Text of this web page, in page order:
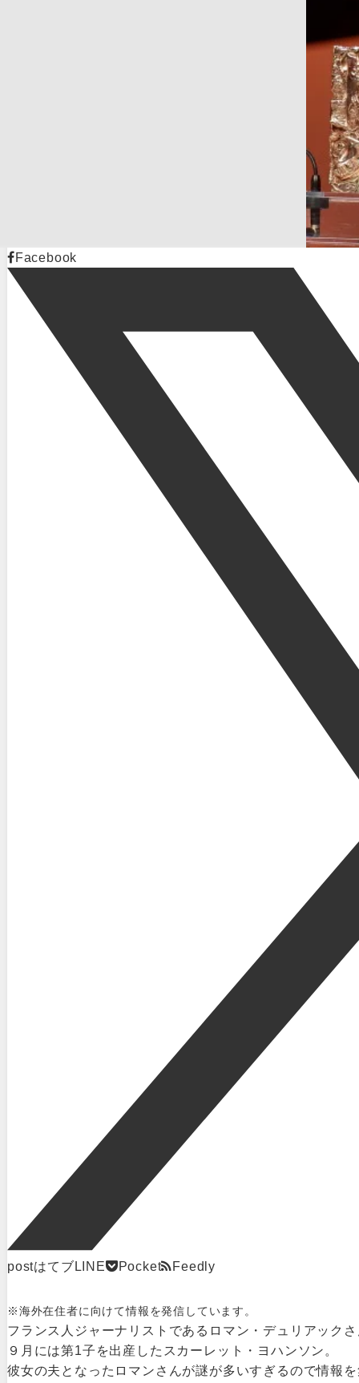
Facebook
postはてブ LINE Pocket Feedly
※海外在住者に向けて情報を発信しています。
フランス人ジャーナリストであるロマン・デュリアック
９月には第1子を出産したスカーレット・ヨハンソン。
彼女の夫となったロマンさんが謎が多いすぎるので情報